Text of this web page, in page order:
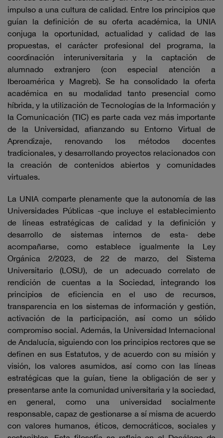
impulso a una cultura de calidad. Entre los principios que
guían la definición de su oferta académica, la UNIA
conjuga la oportunidad, actualidad y calidad de las
propuestas, el carácter profesional del programa, la
coordinación interuniversitaria y la captación de
alumnado extranjero (con especial atención a
Iberoamérica y Magreb). Se ha consolidado la oferta
académica en su modalidad tanto presencial como
híbrida, y la utilización de Tecnologías de la Información y
la Comunicación (TIC) es parte cada vez más importante
de la Universidad, afianzando su Entorno Virtual de
Aprendizaje, renovando los métodos docentes
tradicionales, y desarrollando proyectos relacionados con
la creación de contenidos abiertos y comunidades
virtuales.
La UNIA comparte plenamente que la autonomía de las
Universidades Públicas -que incluye el establecimiento
de líneas estratégicas de calidad y la definición y
desarrollo de sistemas internos de esta- debe
acompañarse, como establece igualmente la Ley
Orgánica 2/2023, de 22 de marzo, del Sistema
Universitario (LOSU), de un adecuado correlato de
rendición de cuentas a la Sociedad, integrando los
principios de eficiencia en el uso de recursos,
transparencia en los sistemas de información y gestión,
activación de la participación, así como un sólido
compromiso social. Además, la Universidad Internacional
de Andalucía, siguiendo con los principios rectores que se
definen en sus Estatutos, y de acuerdo con su misión y
visión, los valores asumidos, así como con las líneas
estratégicas que la guían, tiene la obligación de ser y
presentarse ante la comunidad universitaria y la sociedad,
en general, como una universidad socialmente
responsable, capaz de gestionarse a sí misma de acuerdo
con valores humanos, éticos, democráticos, sociales y